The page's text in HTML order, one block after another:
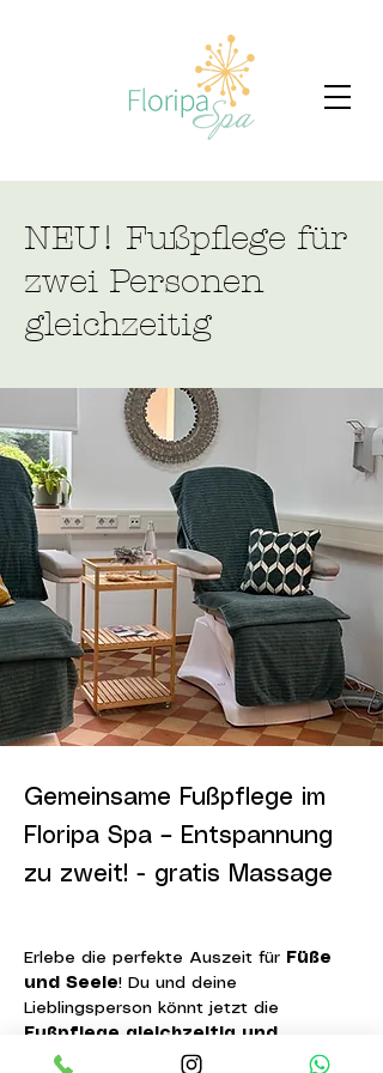
NEU! Fußpflege für
zwei Personen
gleichzeitig
Gemeinsame Fußpflege im
Floripa Spa – Entspannung
zu zweit! - gratis Massage
Erlebe die perfekte Auszeit für Füße
und Seele! Du und deine
Lieblingsperson könnt jetzt die
Fußpflege gleichzeitig und
nebeneinander
genießen – mit